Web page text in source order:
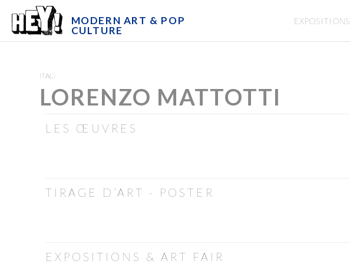
MODERN ART & POP
CULTURE
EXPOSITIONS
ITALY
LORENZO MATTOTTI
LES ŒUVRES
TIRAGE D’ART - POSTER
EXPOSITIONS & ART FAIR